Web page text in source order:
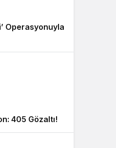
Operasyonuyla
405 Gözaltı!